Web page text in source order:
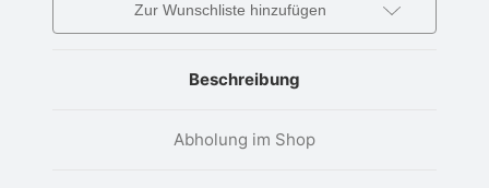
Zur Wunschliste hinzufügen
Beschreibung
Abholung im Shop